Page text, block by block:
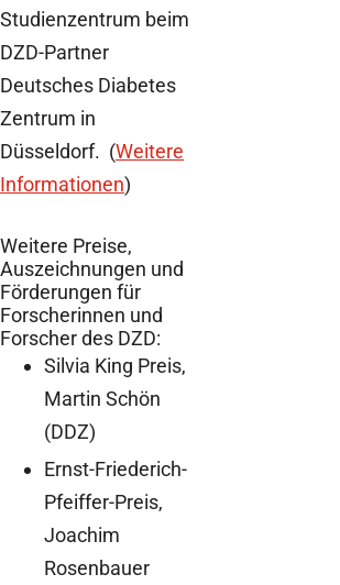
Studienzentrum beim
DZD-Partner
Deutsches Diabetes
Zentrum in
Düsseldorf. (Weitere
Informationen)
Weitere Preise,
Auszeichnungen und
Förderungen für
Forscherinnen und
Forscher des DZD:
Silvia King Preis,
Martin Schön
(DDZ)
Ernst-Friederich-
Pfeiffer-Preis,
Joachim
Rosenbauer